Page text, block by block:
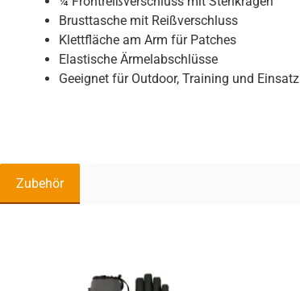
Brusttasche mit Reißverschluss
Klettfläche am Arm für Patches
Elastische Ärmelabschlüsse
Geeignet für Outdoor, Training und Einsatz
Zubehör